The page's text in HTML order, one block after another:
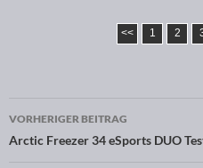
<< 1 2
VORHERIGER BEITRAG
Arctic Freezer 34 eSports DUO